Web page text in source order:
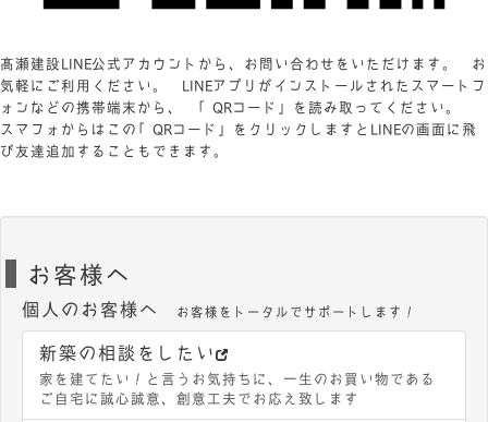
髙瀬建設LINE公式アカウントから、お問い合わせをいただけます。 お
気軽にご利用ください。 LINEアプリがインストールされたスマートフ
ォンなどの携帯端末から、 「QRコード」を読み取ってください。
スマフォからはこの「QRコード」をクリックしますとLINEの画面に飛
び友達追加することもできます。
お客様へ
個人のお客様へ お客様をトータルでサポートします！
新築の相談をしたい
家を建てたい！と言うお気持ちに、一生のお買い物である
ご自宅に誠心誠意、創意工夫でお応え致します